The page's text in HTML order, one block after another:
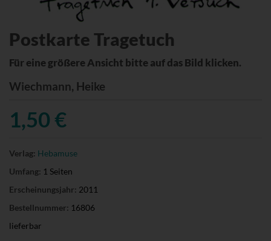
Postkarte Tragetuch
Für eine größere Ansicht bitte auf das Bild klicken.
Wiechmann, Heike
1,50 €
Verlag: Hebamuse
Umfang: 1 Seiten
Erscheinungsjahr: 2011
Bestellnummer: 16806
lieferbar